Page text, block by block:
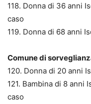
118. Donna di 36 anni
caso
119. Donna di 68 anni
Comune di
120. Donna di 20 anni
121. Bambina di 8 anni
caso